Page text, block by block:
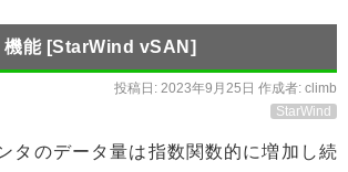
機能 [StarWind vSAN]
投稿日: 2023年9月25日 作成者: climb
StarWind
タのデータ量は指数関数的に増加し続